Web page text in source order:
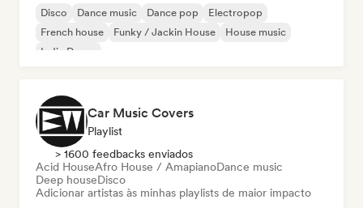
Disco Dance music Dance pop
Electropop
French house
Funky / Jackin House
House music
Indie Dance
Car Music Covers
Playlist
> 1600 feedbacks enviados
Acid HouseAfro House / AmapianoDance music
Deep houseDisco
Adicionar artistas às minhas playlists de maior impacto